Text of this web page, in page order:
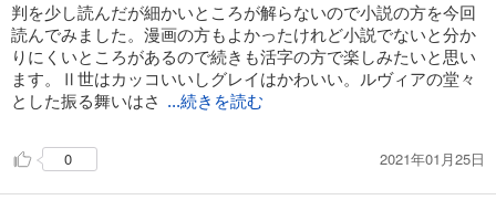
判を少し読んだが細かいところが解らないので小説の方を今回
読んでみました。漫画の方もよかったけれど小説でないと分か
りにくいところがあるので続きも活字の方で楽しみたいと思い
ます。Ⅱ世はカッコいいしグレイはかわいい。ルヴィアの堂々
とした振る舞いはさ
...続きを読む
0 2021年01月25日